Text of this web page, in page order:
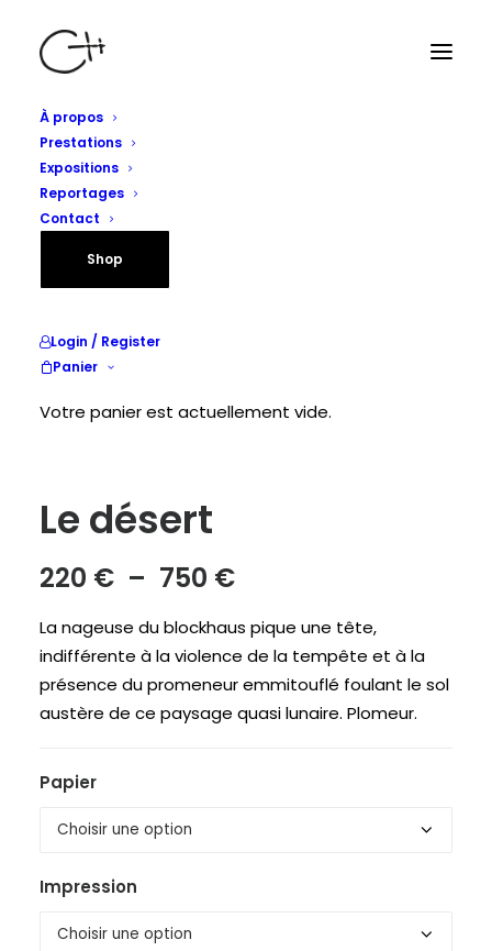
À propos
Prestations
Expositions
Reportages
Contact
Shop
Login / Register
Panier
Votre panier est actuellement vide.
Le désert
220 € – 750 €Plage
prix :
220 €
à
750 €
La nageuse du blockhaus pique une tête,
indifférente à la violence de la tempête et à la
présence du promeneur emmitouflé foulant le sol
austère de ce paysage quasi lunaire. Plomeur.
Papier
Impression